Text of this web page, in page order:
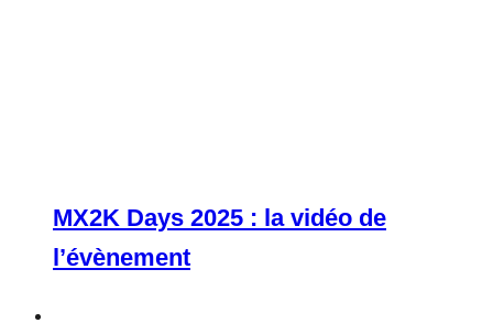
MX2K Days 2025 : la vidéo de
l’évènement